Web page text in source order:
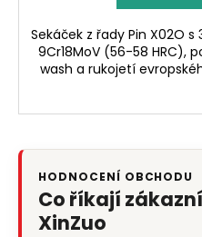
Sekáček z řady Pin X02O
9Cr18MoV (56-58 HRC),
wash a rukojetí
HODNOCENÍ OBCHODU
Co říkají
XinZuo